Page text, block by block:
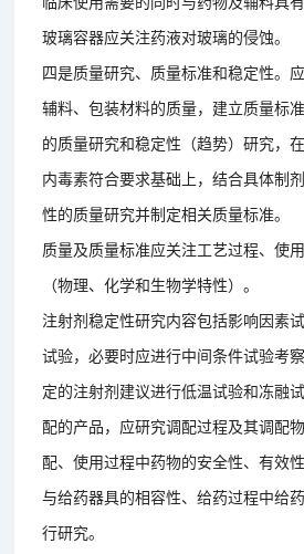
玻璃容器应关注药液对玻璃的侵蚀。
四是质量研究、质量标准和稳定性。
辅料、包装材料的质量，建立质量标
的质量研究和稳定性（趋势）研究，
内毒素符合要求基础上，结合具体制
性的质量研究并制定相关质量标准。
质量及质量标准应关注工艺过程、使
（物理、化学和生物学特性）。
注射剂稳定性研究内容包括影响因素
试验，必要时应进行中间条件试验考
定的注射剂建议进行低温试验和冻融
配的产品，应研究调配过程及其调配
配、使用过程中药物的安全性、有效
与给药器具的相容性、给药过程中给
行研究。